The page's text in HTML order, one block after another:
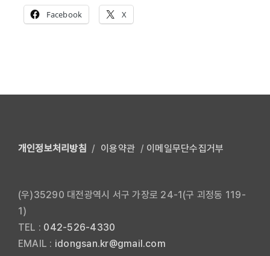
Facebook X
개인정보처리방침 / 이용약관 / 이메일무단수집거부
(우)35290 대전광역시 서구 가장로 24-1(구 괴정동 119-
1)
TEL : 042-526-4330
EMAIL : idongsan.kr@gmail.com